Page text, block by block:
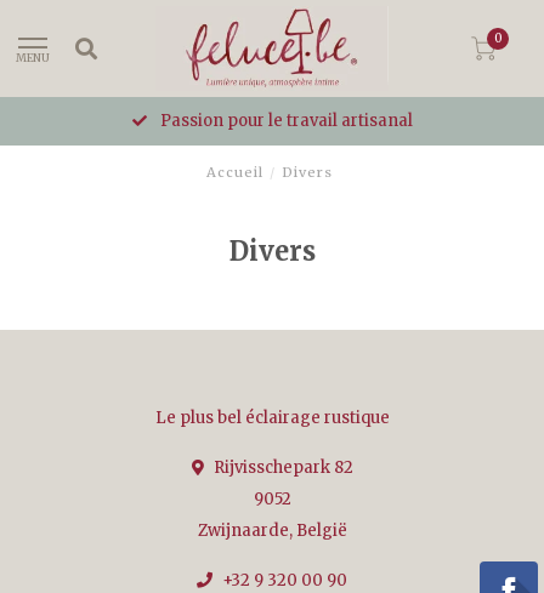
MENU
0
Passion pour le travail artisanal
Accueil / Divers
Divers
Le plus bel éclairage rustique
Rijvisschepark 82
9052
Zwijnaarde, België
+32 9 320 00 90